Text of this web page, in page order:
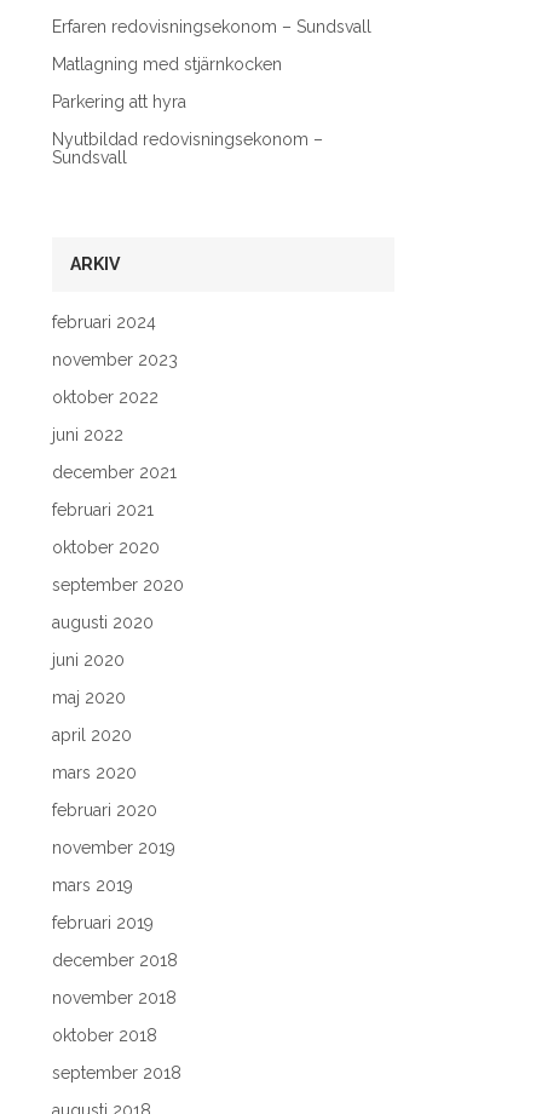
Erfaren redovisningsekonom – Sundsvall
Matlagning med stjärnkocken
Parkering att hyra
Nyutbildad redovisningsekonom –
Sundsvall
ARKIV
februari 2024
november 2023
oktober 2022
juni 2022
december 2021
februari 2021
oktober 2020
september 2020
augusti 2020
juni 2020
maj 2020
april 2020
mars 2020
februari 2020
november 2019
mars 2019
februari 2019
december 2018
november 2018
oktober 2018
september 2018